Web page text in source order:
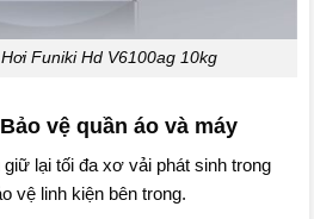
Funiki Hd V6100ag 10kg
vệ quần áo và máy
lại tối đa xơ vải phát sinh trong
vệ linh kiện bên trong.